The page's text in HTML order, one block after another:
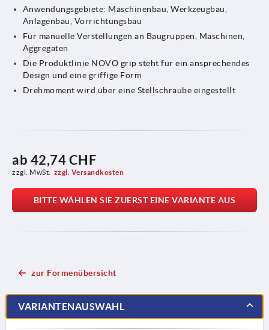
Anwendungsgebiete: Maschinenbau, Werkzeugbau,
Anlagenbau, Vorrichtungsbau
Für manuelle Verstellungen an Baugruppen, Maschinen,
Aggregaten
Die Produktlinie NOVO grip steht für ein ansprechendes
Design und eine griffige Form
Drehmoment wird über eine Stellschraube eingestellt
ab 42,74 CHF
zzgl. MwSt. zzgl. Versandkosten
BITTE WÄHLEN SIE ZUERST EINE VARIANTE AUS
zur Formenübersicht
VARIANTENAUSWAHL